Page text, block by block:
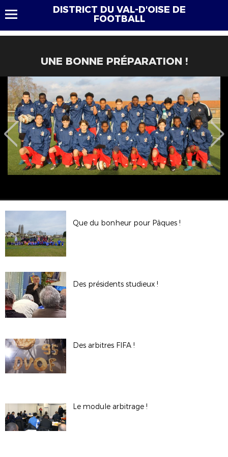
DISTRICT DU VAL-D'OISE DE
FOOTBALL
UNE BONNE PRÉPARATION !
Que du bonheur pour Pâques !
Des présidents studieux !
Des arbitres FIFA !
Le module arbitrage !